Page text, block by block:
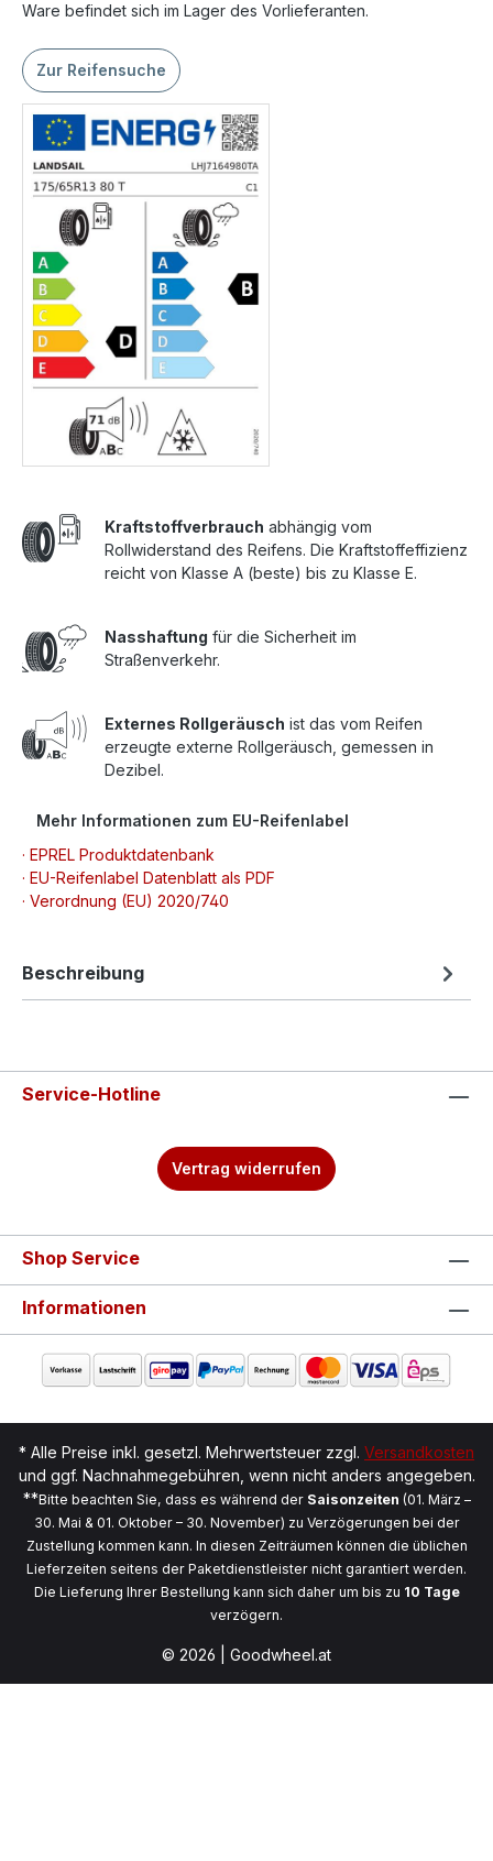
Ware befindet sich im Lager des Vorlieferanten.
Zur Reifensuche
Kraftstoffverbrauch abhängig vom
Rollwiderstand des Reifens. Die Kraftstoffeffizienz
reicht von Klasse A (beste) bis zu Klasse E.
Nasshaftung für die Sicherheit im
Straßenverkehr.
Externes Rollgeräusch ist das vom Reifen
erzeugte externe Rollgeräusch, gemessen in
Dezibel.
Mehr Informationen zum EU-Reifenlabel
· EPREL Produktdatenbank
· EU-Reifenlabel Datenblatt als PDF
· Verordnung (EU) 2020/740
Beschreibung
Service-Hotline
Vertrag widerrufen
Shop Service
Informationen
* Alle Preise inkl. gesetzl. Mehrwertsteuer zzgl. Versandkosten
und ggf. Nachnahmegebühren, wenn nicht anders angegeben.
**Bitte beachten Sie, dass es während der Saisonzeiten (01. März –
30. Mai & 01. Oktober – 30. November) zu Verzögerungen bei der
Zustellung kommen kann. In diesen Zeiträumen können die üblichen
Lieferzeiten seitens der Paketdienstleister nicht garantiert werden.
Die Lieferung Ihrer Bestellung kann sich daher um bis zu 10 Tage
verzögern.
© 2026 | Goodwheel.at